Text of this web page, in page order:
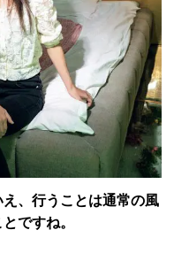
、行うことは通常の風
ですね。